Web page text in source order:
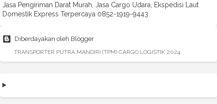
Jasa Pengiriman Darat Murah, Jasa Cargo Udara, Ekspedisi Laut
Domestik Express Terpercaya 0852-1919-9443
Diberdayakan oleh Blogger
TRANSPORTER PUTRA MANDIRI (TPM) CARGO LOGISTIK 2024